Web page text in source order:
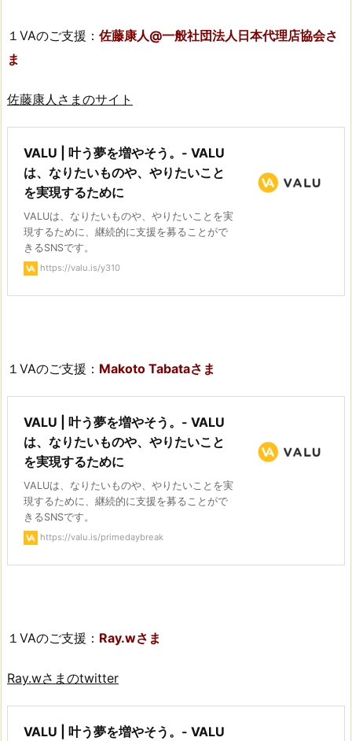
１VAのご支援： 佐藤康人@一般社団法人日本代理店協会さ
ま
佐藤康人さまのサイト
VALU | 叶う夢を増やそう。- VALU
は、なりたいものや、やりたいこと
を実現するために
VALUは、なりたいものや、やりたいことを実
現するために、継続的に支援を募ることがで
きるSNSです。
https://valu.is/y310
１VAのご支援： Makoto Tabataさま
VALU | 叶う夢を増やそう。- VALU
は、なりたいものや、やりたいこと
を実現するために
VALUは、なりたいものや、やりたいことを実
現するために、継続的に支援を募ることがで
きるSNSです。
https://valu.is/primedaybreak
１VAのご支援： Ray.wさま
Ray.wさまのtwitter
VALU | 叶う夢を増やそう。- VALU